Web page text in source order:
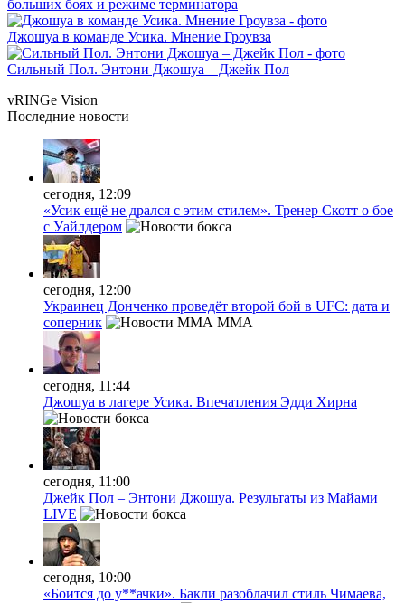
больших боях и режиме терминатора
Джошуа в команде Усика. Мнение Гроувза
Сильный Пол. Энтони Джошуа – Джейк Пол
vRINGe Vision
Последние новости
сегодня, 12:09
«Усик ещё не дрался с этим стилем». Тренер Скотт о бое
с Уайлдером
сегодня, 12:00
Украинец Донченко проведёт второй бой в UFC: дата и
соперник
MMA
сегодня, 11:44
Джошуа в лагере Усика. Впечатления Эдди Хирна
сегодня, 11:00
Джейк Пол – Энтони Джошуа. Результаты из Майами
LIVE
сегодня, 10:00
«Боится до у**ачки». Бакли разоблачил стиль Чимаева,